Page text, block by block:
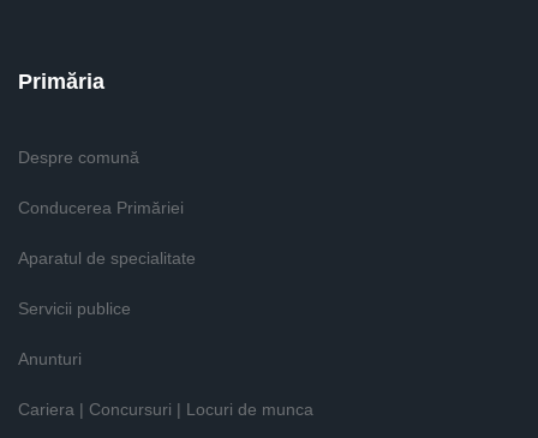
Primăria
Despre comună
Conducerea Primăriei
Aparatul de specialitate
Servicii publice
Anunturi
Cariera | Concursuri | Locuri de munca